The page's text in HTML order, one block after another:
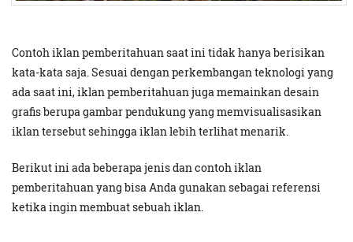
Contoh iklan pemberitahuan saat ini tidak hanya berisikan
kata-kata saja. Sesuai dengan perkembangan teknologi yang
ada saat ini, iklan pemberitahuan juga memainkan desain
grafis berupa gambar pendukung yang memvisualisasikan
iklan tersebut sehingga iklan lebih terlihat menarik.
Berikut ini ada beberapa jenis dan contoh iklan
pemberitahuan yang bisa Anda gunakan sebagai referensi
ketika ingin membuat sebuah iklan.